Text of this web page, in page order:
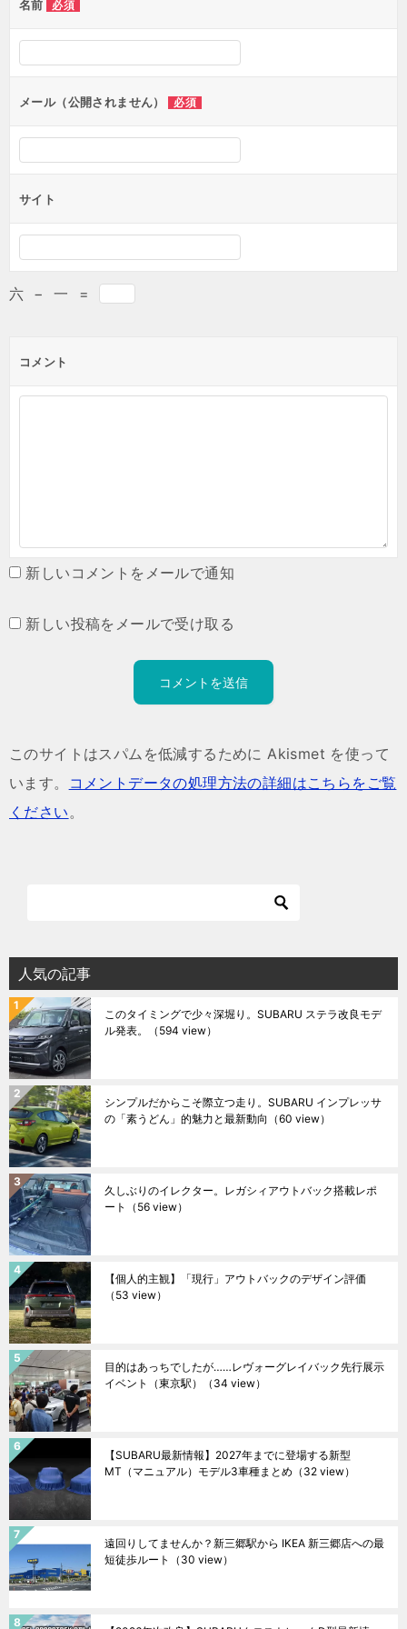
名前 必須
メール（公開されません） 必須
サイト
六 − 一 =
コメント
新しいコメントをメールで通知
新しい投稿をメールで受け取る
このサイトはスパムを低減するために Akismet を使って
います。
コメントデータの処理方法の詳細はこちらをご覧
ください。
人気の記事
このタイミングで少々深堀り。SUBARU ステラ改良モデ
ル発表。
（594 view）
シンプルだからこそ際立つ走り。SUBARU インプレッサ
の「素うどん」的魅力と最新動向 （60 view）
久しぶりのイレクター。レガシィアウトバック搭載レポ
ート
（56 view）
【個人的主観】「現行」アウトバックのデザイン評価
（53 view）
目的はあっちでしたが……レヴォーグレイバック先行展示
イベント（東京駅）
（34 view）
【SUBARU最新情報】2027年までに登場する新型
MT（マニュアル）モデル3車種まとめ （32 view）
遠回りしてませんか？新三郷駅から IKEA 新三郷店への最
短徒歩ルート
（30 view）